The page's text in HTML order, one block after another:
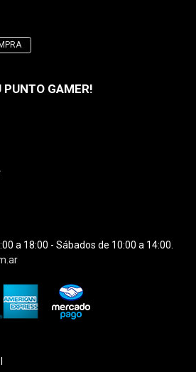
GAMER!
a 18:00 - Sábados de 10:00 a 14:00.